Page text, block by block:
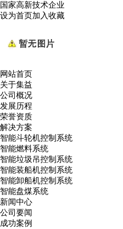
国家高新技术企业
设为首页加入收藏
网站首页
关于集益
公司概况
发展历程
荣誉资质
解决方案
智能斗轮机控制系统
智能燃料系统
智能垃圾吊控制系统
智能装船机控制系统
智能卸船机控制系统
智能盘煤系统
新闻中心
公司要闻
成功案例